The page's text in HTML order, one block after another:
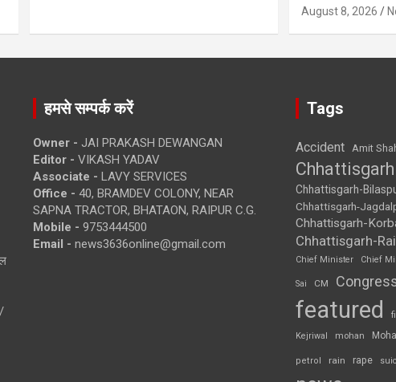
August 8, 2026
हमसे सम्पर्क करें
Owner - JAI PRAKASH DEWANGAN
Editor - VIKASH YADAV
Associate - LAVY SERVICES
Office - 40, BRAMDEV COLONY, NEAR
SAPNA TRACTOR, BHATAON, RAIPUR C.G.
Mobile - 9753444500
Email - news3636online@gmail.com
Tags
Accident Amit
Chhattisgarh
Chhattisgarh-
Chhattisgarh-
Chhattisgarh-
Chhattisgarh-
Chief Minister
Chief
Sai CM
featured
Kejriwal mohan
petrol rain rape